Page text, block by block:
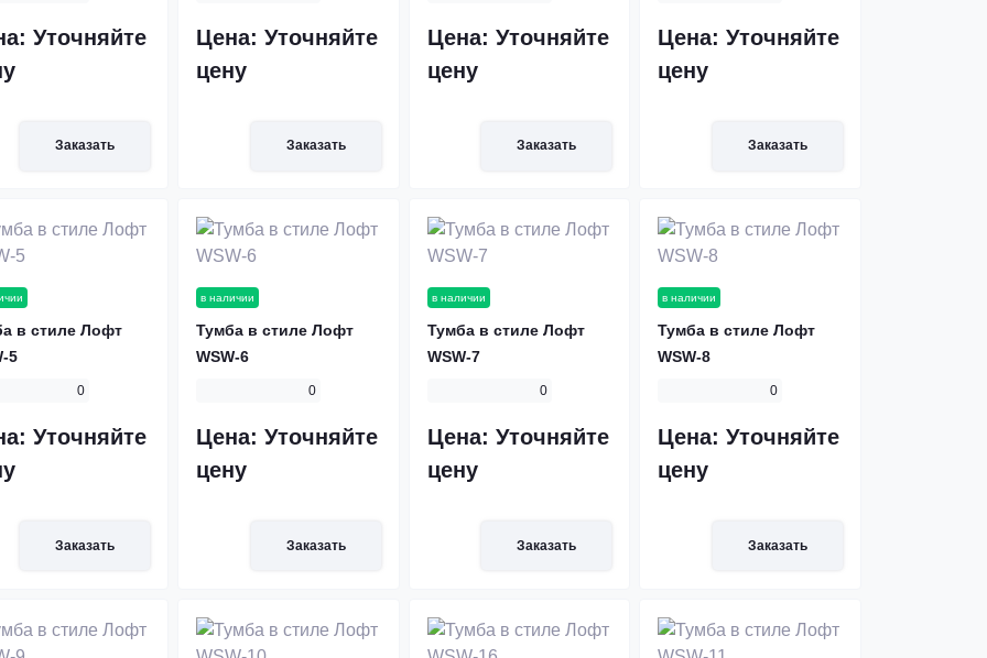
Уточняйте
Заказать
Цена: Уточняйте
цену
Заказать
Цена: Уточняйте
цену
Заказать
Цена:Уточняйте
цену
Заказать
в стиле Лофт
5
0
Уточняйте
Заказать
в наличии
Тумба в стиле Лофт
WSW-6
0
Цена: Уточняйте
цену
Заказать
в наличии
Тумба в стиле Лофт
WSW-7
0
Цена: Уточняйте
цену
Заказать
в наличии
Тумба в стиле Лофт
WSW-8
0
Цена:Уточняйте
цену
Заказать